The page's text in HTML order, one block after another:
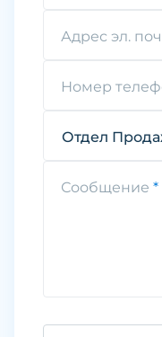
Адрес эл.
Номер
Отдел
Сообщение